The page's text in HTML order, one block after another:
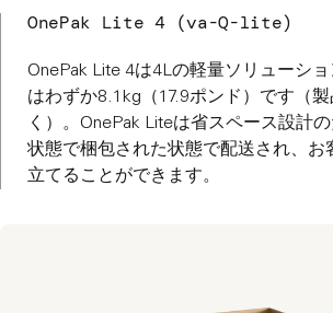
OnePak Lite 4 (va-Q-lite)
OnePak Lite 4は4Lの軽量ソリューシ
はわずか8.1kg（17.9ポンド）です（
く）。OnePak Liteは省スペース設計
状態で梱包された状態で配送され、お
立てることができます。